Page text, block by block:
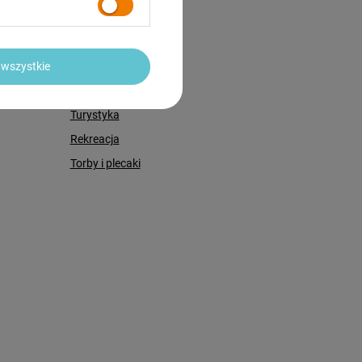
Rolki i wrotki
Turystyka
Rekreacja
Torby i plecaki